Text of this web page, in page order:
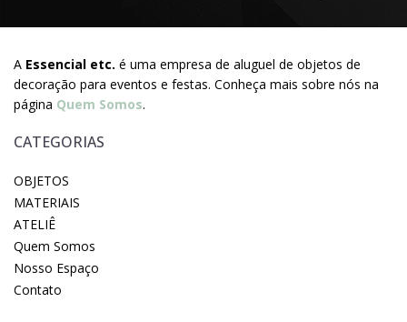
A Essencial etc. é uma empresa de aluguel de objetos de
decoração para eventos e festas. Conheça mais sobre nós na
página Quem Somos.
CATEGORIAS
OBJETOS
MATERIAIS
ATELIÊ
Quem Somos
Nosso Espaço
Contato